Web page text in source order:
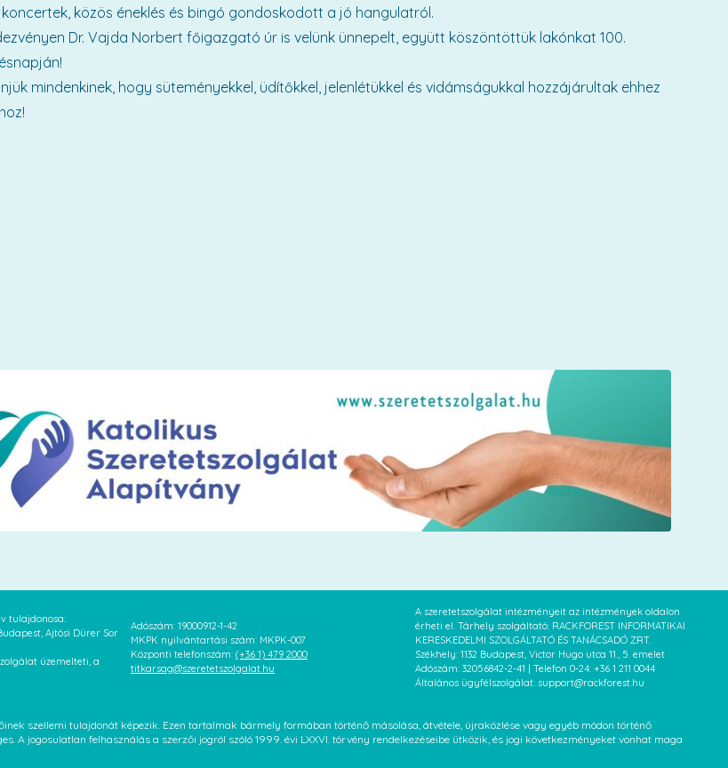
közös éneklés és bingó gondoskodott a jó hangulatról.
Dr. Vajda Norbert főigazgató úr is velünk ünnepelt, együtt köszöntöttük lakónkat 100.
mindenkinek, hogy süteményekkel, üdítőkkel, jelenlétükkel és vidámságukkal hozzájárultak ehhez
tulajdonosa:
Ajtósi Dürer Sor
üzemelteti, a
Adószám: 19000912-1-42
MKPK nyilvántartási szám: MKPK-007
Központi telefonszám: (+36 1) 479 2000
titkarsag@szeretetszolgalat.hu
A szeretetszolgálat intézményeit az intézmények oldalon
érheti el. Tárhely szolgáltató: RACKFOREST INFORMATIKAI
KERESKEDELMI SZOLGÁLTATÓ ÉS TANÁCSADÓ ZRT.
Székhely: 1132 Budapest, Victor Hugo utca 11., 5. emelet
Adószám: 32056842-2-41 | Telefon 0-24: +36 1 211 0044
Általános ügyfélszolgálat: support@rackforest.hu
szellemi tulajdonát képezik. Ezen tartalmak bármely formában történő másolása, átvétele, újraközlése vagy egyéb módon történő
A jogosulatlan felhasználás a szerzői jogról szóló 1999. évi LXXVI. törvény rendelkezéseibe ütközik, és jogi következményeket vonhat maga